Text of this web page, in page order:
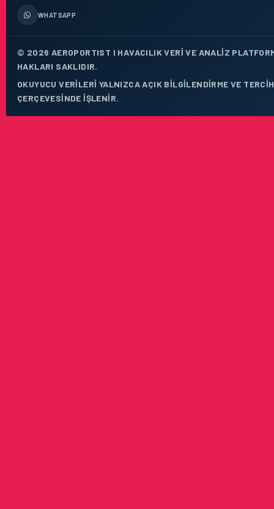
WHATSAPP
© 2026 AEROPORTIST I HAVACILIK VERI VE ANALIZ
HAKLARI SAKLIDIR.
OKUYUCU VERILERI YALNIZCA AÇIK BILGILENDIRME VE
ÇERÇEVESINDE IŞLENIR.